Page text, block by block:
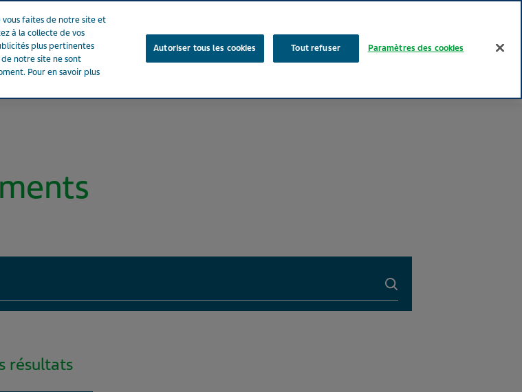
résultats
vous faites de notre site et
à la collecte de vos
plus pertinentes
notre site ne sont
Pour en savoir plus
Autoriser tous les cookies Tout refuser Paramètres des cookies